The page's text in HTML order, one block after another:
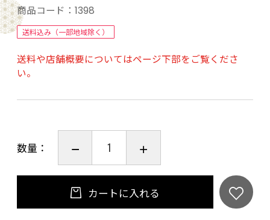
〇ロッカースイッチのON/OFFで簡単操作
【品番】
SLX-3000BPM
【使用電圧】
12.8〜21V DC
【定格周波数】
50/60Hz
B22
商品コード： 1398
送料込み（一部地域除く）
送料や店舗概要についてはページ下部をご覧くださ
い。
数量：
カートに入れる